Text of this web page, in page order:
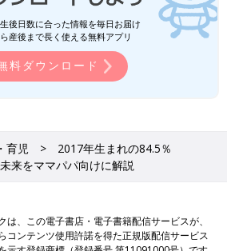
後日数に合った情報を毎日お届け
産後まで長く使える無料アプリ
料ダウンロード
育児
2017年生まれの84.5％
来をママパパ向けに解説
は、この電子書店・電子書籍配信サービスが、
コンテンツ使用許諾を得た正規版配信サービス